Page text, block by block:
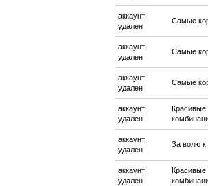
аккаунт
удален
Самые
аккаунт
удален
Самые
аккаунт
удален
Самые
аккаунт
удален
Красивые
аккаунт
удален
За волю к
аккаунт
удален
Красивые